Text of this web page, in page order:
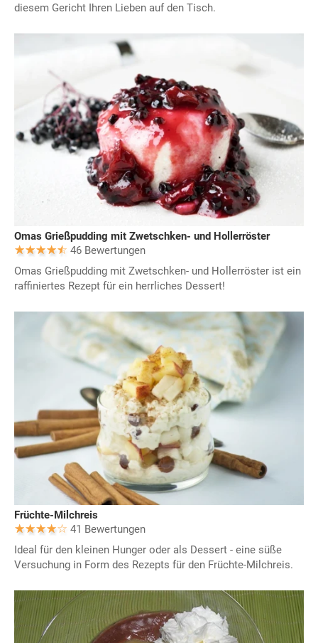
diesem Gericht Ihren Lieben auf den Tisch.
Omas Grießpudding mit Zwetschken- und Hollerröster
46 Bewertungen
Omas Grießpudding mit Zwetschken- und Hollerröster ist ein
raffiniertes Rezept für ein herrliches Dessert!
Früchte-Milchreis
41 Bewertungen
Ideal für den kleinen Hunger oder als Dessert - eine süße
Versuchung in Form des Rezepts für den Früchte-Milchreis.